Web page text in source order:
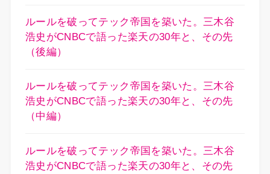
ルールを破ってテック帝国を築いた。三木谷
浩史がCNBCで語った楽天の30年と、その先
（後編）
ルールを破ってテック帝国を築いた。三木谷
浩史がCNBCで語った楽天の30年と、その先
（中編）
ルールを破ってテック帝国を築いた。三木谷
浩史がCNBCで語った楽天の30年と、その先